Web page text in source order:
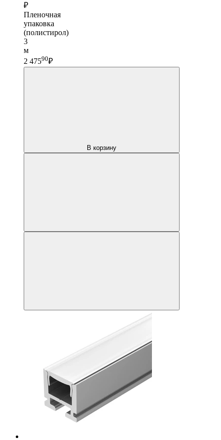
₽
Пленочная
упаковка
(полистирол)
3
м
2 47590₽
В корзину